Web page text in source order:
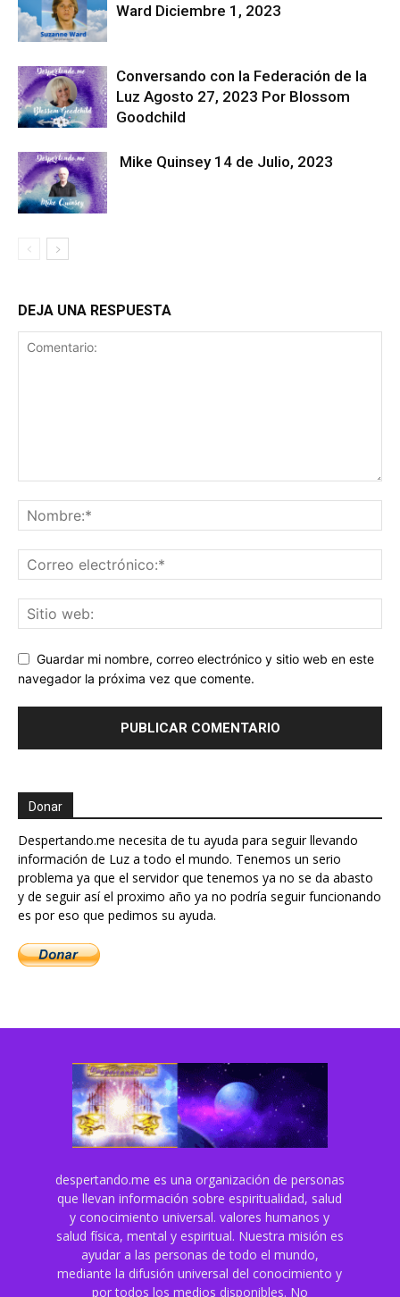
Ward Diciembre 1, 2023
Conversando con la Federación de la
Luz Agosto 27, 2023 Por Blossom
Goodchild
Mike Quinsey 14 de Julio, 2023
DEJA UNA RESPUESTA
Guardar mi nombre, correo electrónico y sitio web en este
navegador la próxima vez que comente.
Donar
Despertando.me necesita de tu ayuda para seguir llevando
información de Luz a todo el mundo. Tenemos un serio
problema ya que el servidor que tenemos ya no se da abasto
y de seguir así el proximo año ya no podría seguir funcionando
es por eso que pedimos su ayuda.
despertando.me es una organización de personas
que llevan información sobre espiritualidad, salud
y conocimiento universal. valores humanos y
salud física, mental y espiritual. Nuestra misión es
ayudar a las personas de todo el mundo,
mediante la difusión universal del conocimiento y
por todos los medios disponibles. No